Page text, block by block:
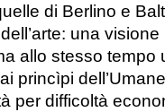
di Berlino e
una
allo stesso tempo
princìpi
per difficoltà